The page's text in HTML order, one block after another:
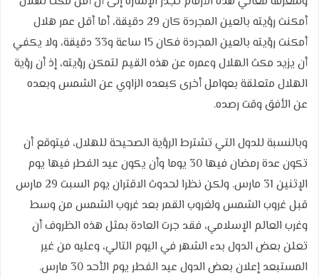
أمكنت رؤيته بالعين المجردة كان 29 دقيقة، أما أقل عمر هلال
أمكنت رؤيته بالعين المجردة فكان 15 ساعة و33 دقيقة، ولا يكفي
أن يزيد مكث الهلال وعمره عن هذه القيم لتمكن رؤيته، إذ أن رؤية
الهلال متعلقة بعوامل أخرى كبعده الزاوي عن الشمس وبعده
عن الأفق وقت رصده.
وبالنسبة للدول التي تشترط الرؤية الصحيحة للهلال، فيتوقع أن
تكون عدة رمضان فيها 30 يوما وأن يكون عيد الفطر فيها يوم
الإثنين 31 مارس. ولكن نظرا لحدوث الاقتران يوم السبت 29 مارس
قبل غروب الشمس ولغروب القمر بعد غروب الشمس من وسط
وغرب العالم الإسلامي، فقد جرت العادة بمثل هذه الظروف أن
تعلن بعض الدول بدء الشهر في اليوم التالي، وعليه من غير
المستبعد إعلان بعض الدول عيد الفطر يوم الأحد 30 مارس.